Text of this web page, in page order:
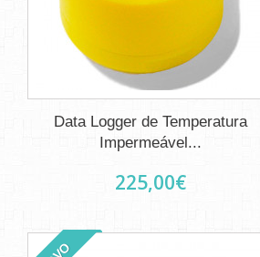
Data Logger de Temperatura
Impermeável...
225,00€